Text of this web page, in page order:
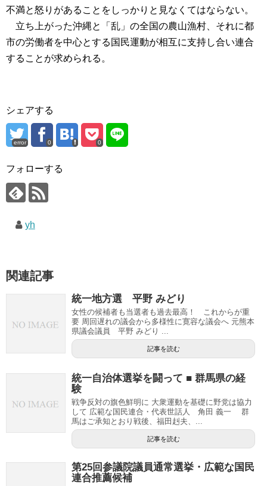
不満と怒りがあることをしっかりと見なくてはならない。
立ち上がった沖縄と「乱」の全国の農山漁村、それに都
市の労働者を中心とする国民運動が相互に支持し合い連合
することが求められる。
シェアする
error 0 0
フォローする
yh
関連記事
統一地方選 平野 みどり
女性の候補者も当選者も過去最高！ これからが重
要 周回遅れの議会から多様性に寛容な議会へ 元熊本
県議会議員 平野 みどり ...
記事を読む
統一自治体選挙を闘って ■ 群馬県の経
験
戦争反対の旗色鮮明に 大衆運動を基礎に野党は協力
して 広範な国民連合・代表世話人 角田 義一 群
馬はご承知とおり戦後、福田赳夫、...
記事を読む
第25回参議院議員通常選挙・広範な国民
連合推薦候補